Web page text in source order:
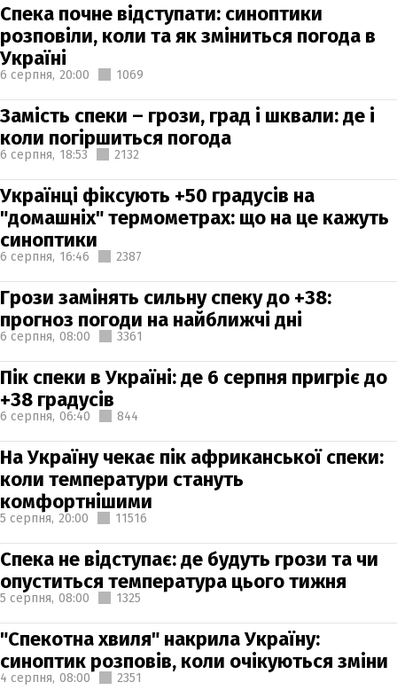
Спека почне відступати: синоптики
розповіли, коли та як зміниться погода в
Україні
6 серпня, 20:00 1069
Замість спеки – грози, град і шквали: де і
коли погіршиться погода
6 серпня, 18:53 2132
Українці фіксують +50 градусів на
"домашніх" термометрах: що на це кажуть
синоптики
6 серпня, 16:46 2387
Грози замінять сильну спеку до +38:
прогноз погоди на найближчі дні
6 серпня, 08:00 3361
Пік спеки в Україні: де 6 серпня пригріє до
+38 градусів
6 серпня, 06:40 844
На Україну чекає пік африканської спеки:
коли температури стануть
комфортнішими
5 серпня, 20:00 11516
Спека не відступає: де будуть грози та чи
опуститься температура цього тижня
5 серпня, 08:00 1325
"Спекотна хвиля" накрила Україну:
синоптик розповів, коли очікуються зміни
4 серпня, 08:00 2351